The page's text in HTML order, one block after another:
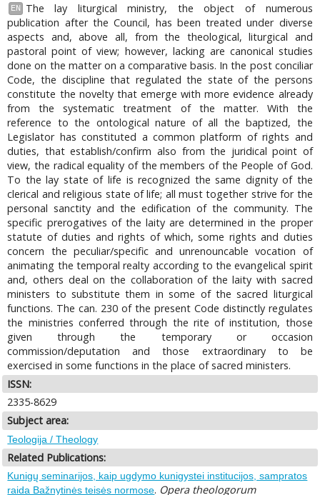
EN
The lay liturgical ministry, the object of numerous
publication after the Council, has been treated under diverse
aspects and, above all, from the theological, liturgical and
pastoral point of view; however, lacking are canonical studies
done on the matter on a comparative basis. In the post conciliar
Code, the discipline that regulated the state of the persons
constitute the novelty that emerge with more evidence already
from the systematic treatment of the matter. With the
reference to the ontological nature of all the baptized, the
Legislator has constituted a common platform of rights and
duties, that establish/confirm also from the juridical point of
view, the radical equality of the members of the People of God.
To the lay state of life is recognized the same dignity of the
clerical and religious state of life; all must together strive for the
personal sanctity and the edification of the community. The
specific prerogatives of the laity are determined in the proper
statute of duties and rights of which, some rights and duties
concern the peculiar/specific and unrenouncable vocation of
animating the temporal realty according to the evangelical spirit
and, others deal on the collaboration of the laity with sacred
ministers to substitute them in some of the sacred liturgical
functions. The can. 230 of the present Code distinctly regulates
the ministries conferred through the rite of institution, those
given through the temporary or occasion
commission/deputation and those extraordinary to be
exercised in some functions in the place of sacred ministers.
ISSN:
2335-8629
Subject area:
Teologija / Theology
Related Publications:
Kunigų seminarijos, kaip ugdymo kunigystei institucijos, sampratos
raida Bažnytinės teisės normose. Opera theologorum